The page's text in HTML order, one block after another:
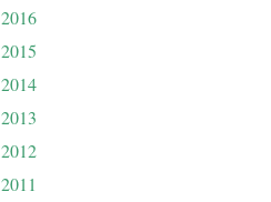
2016
2015
2014
2013
2012
2011